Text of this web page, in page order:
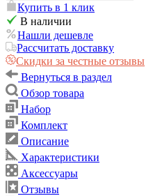
Купить в 1 клик
В наличии
Нашли дешевле
Рассчитать доставку
Скидки за честные отзывы
Вернуться в раздел
Обзор товара
Набор
Комплект
Описание
Характеристики
Аксессуары
Отзывы